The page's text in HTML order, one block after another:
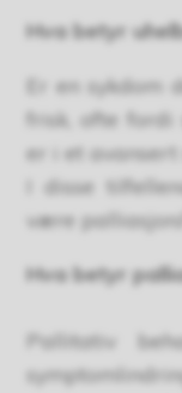
Hva betyr
Er en sykdom
frisk, ofte fordi
er i et avansert
I disse
være
Hva betyr
Pallitativ